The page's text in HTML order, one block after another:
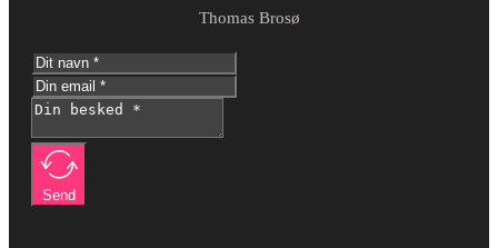
Thomas Brosø
Send